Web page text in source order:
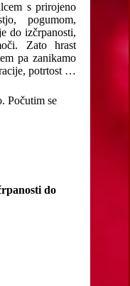
s prirojeno
pogumom,
do izčrpanosti,
Zato hrast
pa zanikamo
potrtost …
Počutim se
do